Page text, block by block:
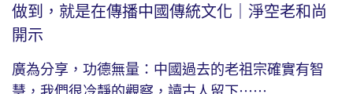
做到，就是在傳播中國傳統文化｜淨空老和尚
開示
廣為分享，功德無量：中國過去的老祖宗確實有智